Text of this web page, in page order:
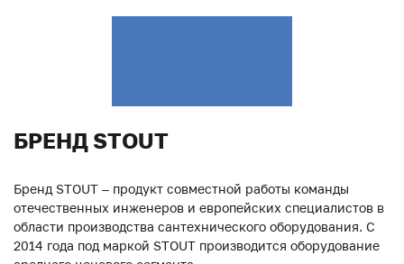
БРЕНД STOUT
Бренд STOUT – продукт совместной работы команды
отечественных инженеров и европейских специалистов в
области производства сантехнического оборудования. С
2014 года под маркой STOUT производится оборудование